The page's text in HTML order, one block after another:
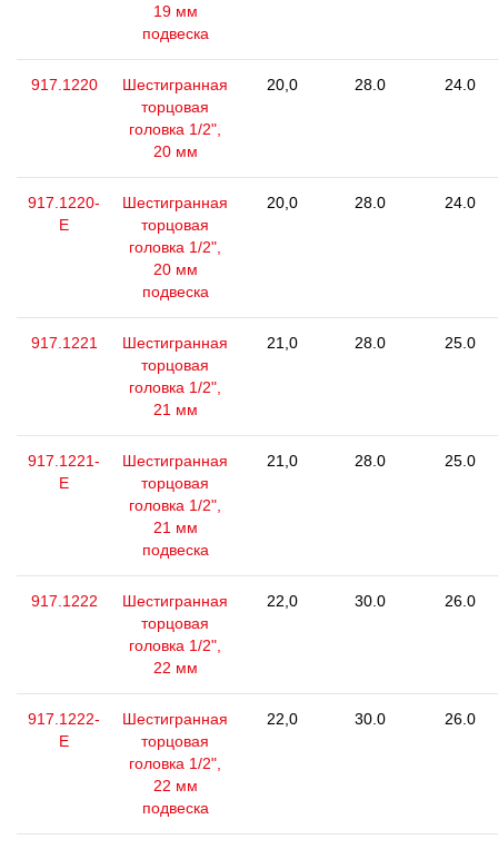
19 мм
подвеска
917.1220
Шестигранная
торцовая
головка 1/2",
20 мм
20,0 28.0 24.0
917.1220-
E
Шестигранная
торцовая
головка 1/2",
20 мм
подвеска
20,0 28.0 24.0
917.1221
Шестигранная
торцовая
головка 1/2",
21 мм
21,0 28.0 25.0
917.1221-
E
Шестигранная
торцовая
головка 1/2",
21 мм
подвеска
21,0 28.0 25.0
917.1222
Шестигранная
торцовая
головка 1/2",
22 мм
22,0 30.0 26.0
917.1222-
E
Шестигранная
торцовая
головка 1/2",
22 мм
подвеска
22,0 30.0 26.0